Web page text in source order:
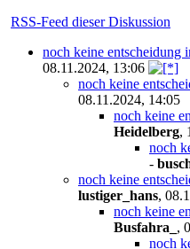
RSS-Feed dieser Diskussion
noch keine entscheidung
08.11.2024, 13:06
noch keine
08.11.2024, 14:05
noch keine
Heidelberg,
noch
-
noch keine
lustiger_hans,
noch keine
Busfahra_ ,
noch